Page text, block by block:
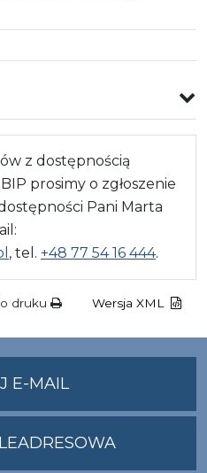
z dostępnością
prosimy o zgłoszenie
Pani Marta
, tel. +48 77 54 16 444.
druku Wersja XML
E-MAILNA
ADRES